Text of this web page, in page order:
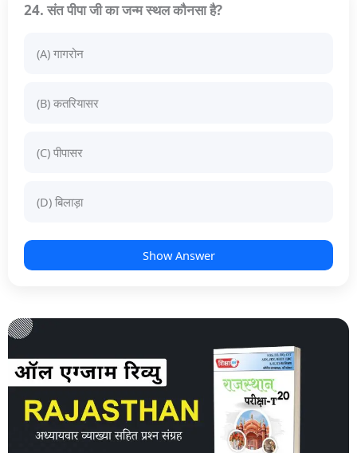
24. संत पीपा जी का जन्म स्थल कौनसा है?
(A) गागरोन
(B) कतरियासर
(C) पीपासर
(D) बिलाड़ा
Show Answer